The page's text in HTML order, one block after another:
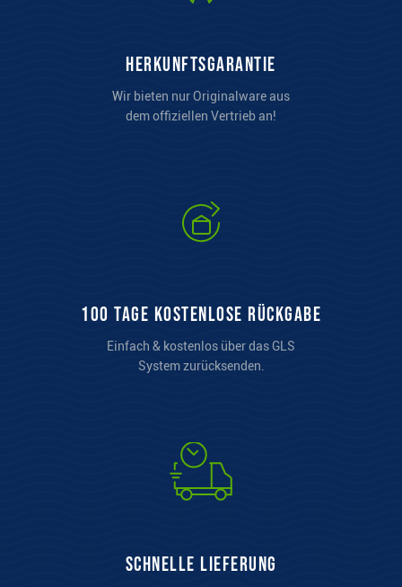
Herkunftsgarantie
Wir bieten nur Originalware aus
dem offiziellen Vertrieb an!
100 Tage kostenlose Rückgabe
Einfach & kostenlos über das GLS
System zurücksenden.
Schnelle Lieferung